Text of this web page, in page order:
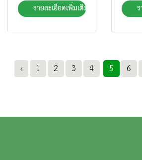
รายละเอียดเพิ่มเติม
‹ 1 2 3 4 5 6